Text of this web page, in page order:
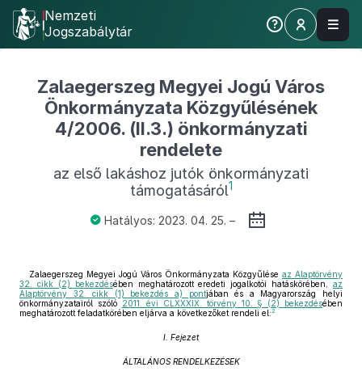
Nemzeti
Jogszabálytár
Zalaegerszeg Megyei Jogú Város
Önkormányzata Közgyűlésének
4/2006. (II.3.) önkormányzati
rendelete
az első lakáshoz jutók önkormányzati
támogatásáról1
Hatályos: 2023. 04. 25. –
Zalaegerszeg Megyei Jogú Város Önkormányzata Közgyűlése az Alaptörvény
32. cikk (2) bekezdésében meghatározott eredeti jogalkotói hatáskörében, az
Alaptörvény 32. cikk (1) bekezdés a) pontjában és a Magyarország helyi
önkormányzatairól szóló 2011. évi CLXXXIX. törvény 10. § (2) bekezdésében
meghatározott feladatkörében eljárva a következőket rendeli el:2
I. Fejezet
ÁLTALÁNOS RENDELKEZÉSEK